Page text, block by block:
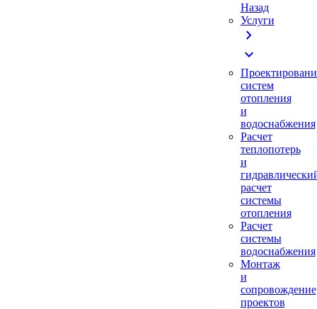
Назад
Услуги
chevron_right
expand_more
систем
отопления
и
водоснабжения
Расчет
теплопотерь
и
расчет
системы
отопления
Расчет
системы
водоснабжения
Монтаж
и
сопровождение
проектов